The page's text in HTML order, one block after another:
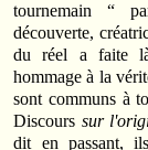
tournemain “
découverte,
du réel a faite
hommage à la
sont communs à
Discours sur
dit en passant,